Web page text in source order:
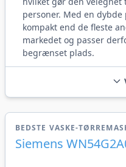
personer. Med en
kompakt end de fleste
markedet og passer
begrænset plads.
BEDSTE VASKE-
Siemens